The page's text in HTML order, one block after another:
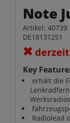
Note
Artikel: 40739
DE18131251
Key
erhält die
Radiolead